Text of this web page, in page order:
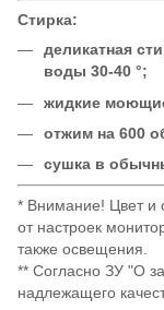
Стирка:
деликатная
воды 30-40 °;
жидкие
отжим на 600
сушка в
* Внимание! Цвет и
от настроек
также освещения.
** Согласно ЗУ "О
надлежащего